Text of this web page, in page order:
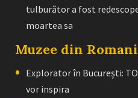
tulburător a fost
moartea sa
Muzee din
Explorator în București:
vor inspira